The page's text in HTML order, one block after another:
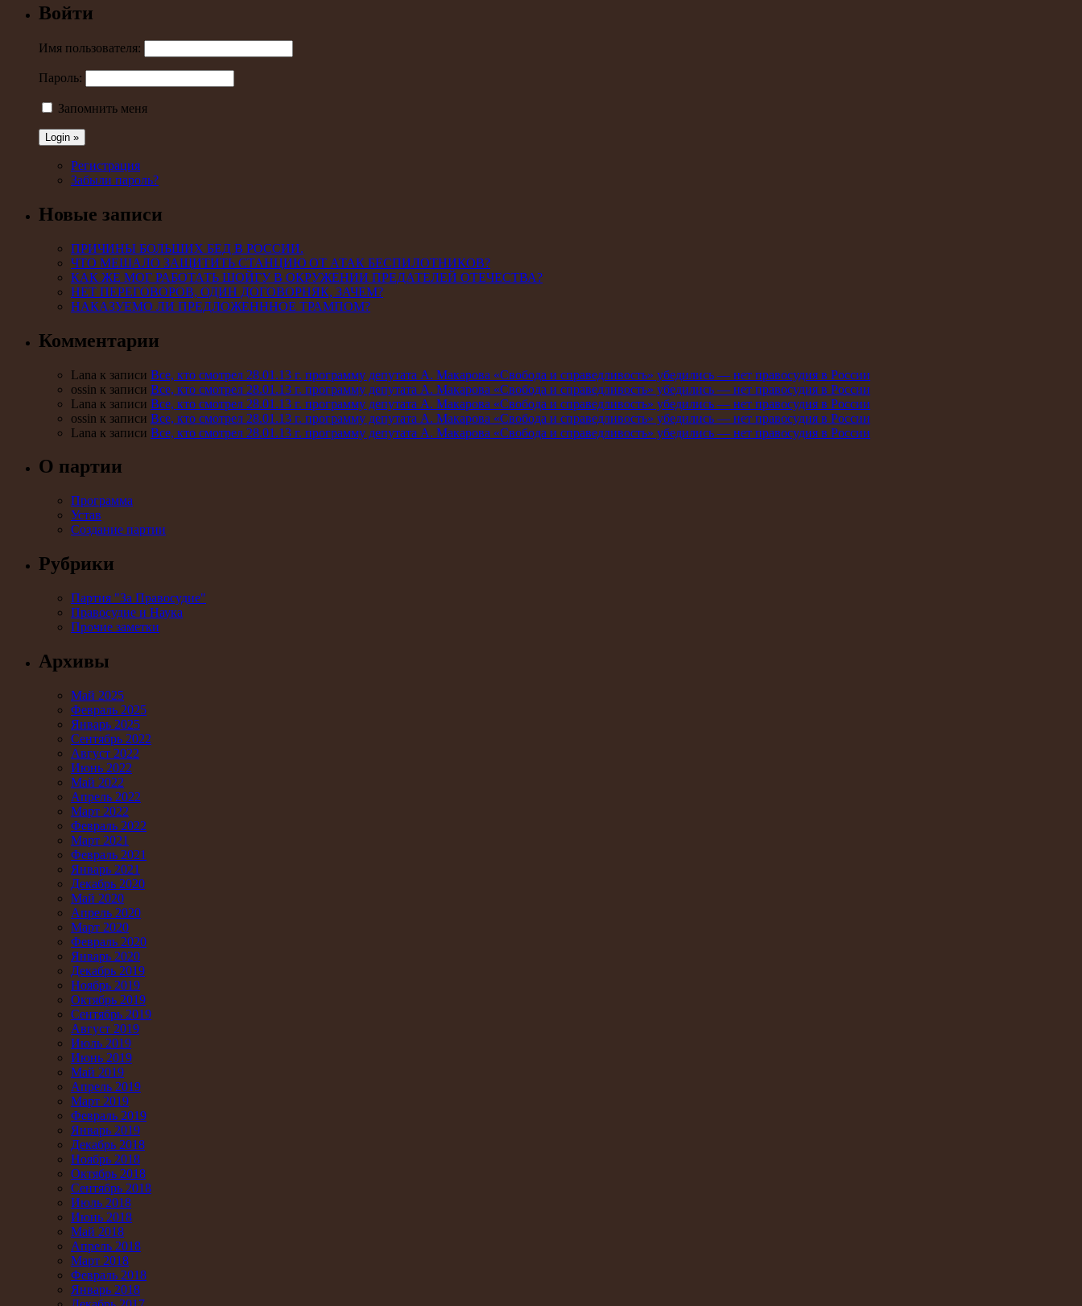
Войти
Имя пользователя:
Пароль:
Запомнить меня
Регистрация
Забыли пароль?
Новые записи
ПРИЧИНЫ БОЛЬШИХ БЕД В РОССИИ.
ЧТО МЕШАЛО ЗАЩИТИТЬ СТАНЦИЮ ОТ АТАК БЕСПИЛОТНИКОВ?
КАК ЖЕ МОГ РАБОТАТЬ ШОЙГУ В ОКРУЖЕНИИ ПРЕДАТЕЛЕЙ ОТЕЧЕСТВА?
НЕТ ПЕРЕГОВОРОВ, ОДИН ДОГОВОРНЯК, ЗАЧЕМ?
НАКАЗУЕМО ЛИ ПРЕДЛОЖЕНННОЕ ТРАМПОМ?
Комментарии
Lana к записи Все, кто смотрел 28.01.13 г. программу депутата А. Макарова «Свобода и справедливость» убедились — нет правосудия в России
ossin к записи Все, кто смотрел 28.01.13 г. программу депутата А. Макарова «Свобода и справедливость» убедились — нет правосудия в России
Lana к записи Все, кто смотрел 28.01.13 г. программу депутата А. Макарова «Свобода и справедливость» убедились — нет правосудия в России
ossin к записи Все, кто смотрел 28.01.13 г. программу депутата А. Макарова «Свобода и справедливость» убедились — нет правосудия в России
Lana к записи Все, кто смотрел 28.01.13 г. программу депутата А. Макарова «Свобода и справедливость» убедились — нет правосудия в России
О партии
Программа
Устав
Создание партии
Рубрики
Партия "За Правосудие"
Правосудие и Наука
Прочие заметки
Архивы
Май 2025
Февраль 2025
Январь 2025
Сентябрь 2022
Август 2022
Июнь 2022
Май 2022
Апрель 2022
Март 2022
Февраль 2022
Март 2021
Февраль 2021
Январь 2021
Декабрь 2020
Май 2020
Апрель 2020
Март 2020
Февраль 2020
Январь 2020
Декабрь 2019
Ноябрь 2019
Октябрь 2019
Сентябрь 2019
Август 2019
Июль 2019
Июнь 2019
Май 2019
Апрель 2019
Март 2019
Февраль 2019
Январь 2019
Декабрь 2018
Ноябрь 2018
Октябрь 2018
Сентябрь 2018
Июль 2018
Июнь 2018
Май 2018
Апрель 2018
Март 2018
Февраль 2018
Январь 2018